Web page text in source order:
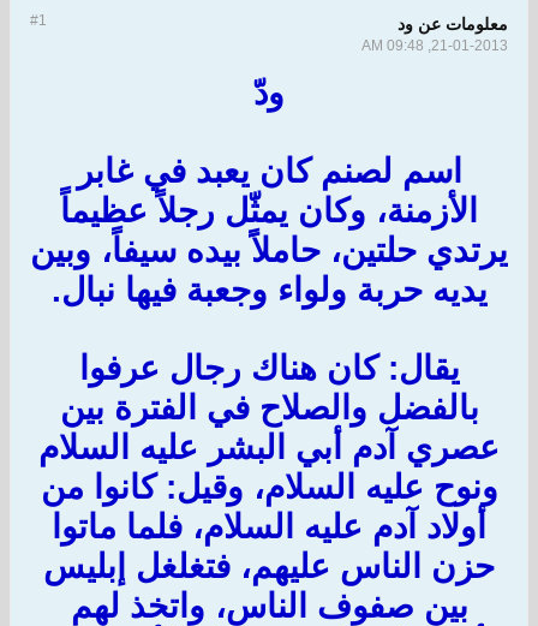
#1 معلومات عن ود
21-01-2013, 09:48 AM
ودّ
اسم لصنم كان يعبد في غابر
الأزمنة، وكان يمثّل رجلاً عظيماً
يرتدي حلتين، حاملاًَ بيده سيفاً، وبين
يديه حربة ولواء وجعبة فيها نبال.
يقال: كان هناك رجال عرفوا
بالفضل والصلاح في الفترة بين
عصري آدم أبي البشر عليه السلام
ونوح عليه السلام، وقيل: كانوا من
أولاد آدم عليه السلام، فلما ماتوا
حزن الناس عليهم، فتغلغل إبليس
بين صفوف الناس، واتخذ لهم